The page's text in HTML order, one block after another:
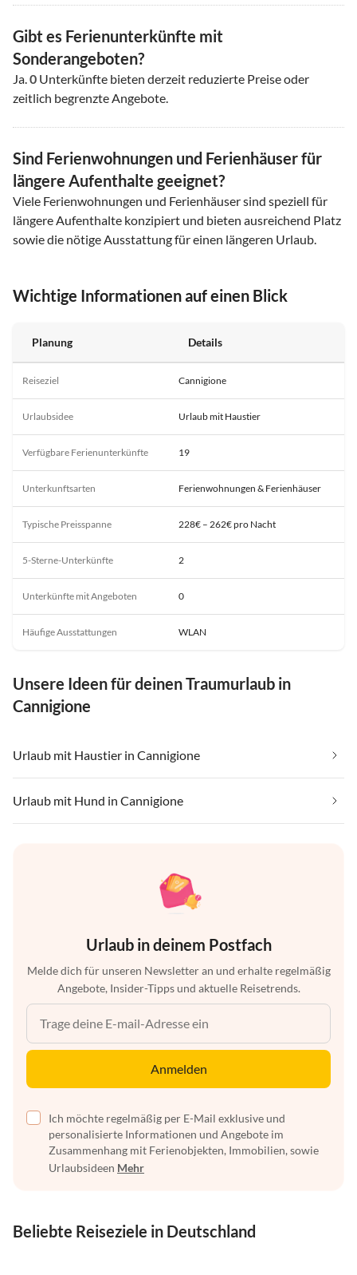
Gibt es Ferienunterkünfte mit
Sonderangeboten?
Ja. 0 Unterkünfte bieten derzeit reduzierte Preise oder
zeitlich begrenzte Angebote.
Sind Ferienwohnungen und Ferienhäuser für
längere Aufenthalte geeignet?
Viele Ferienwohnungen und Ferienhäuser sind speziell für
längere Aufenthalte konzipiert und bieten ausreichend Platz
sowie die nötige Ausstattung für einen längeren Urlaub.
Wichtige Informationen auf einen Blick
Planung Details
Reiseziel Cannigione
Urlaubsidee Urlaub mit Haustier
Verfügbare Ferienunterkünfte 19
Unterkunftsarten Ferienwohnungen & Ferienhäuser
Typische Preisspanne 228€ – 262€ pro Nacht
5-Sterne-Unterkünfte 2
Unterkünfte mit Angeboten 0
Häufige Ausstattungen WLAN
Unsere Ideen für deinen Traumurlaub in
Cannigione
Urlaub mit Haustier in Cannigione
Urlaub mit Hund in Cannigione
Urlaub in deinem Postfach
Melde dich für unseren Newsletter an und erhalte regelmäßig
Angebote, Insider-Tipps und aktuelle Reisetrends.
Anmelden
Ich möchte regelmäßig per E-Mail exklusive und
personalisierte Informationen und Angebote im
Zusammenhang mit Ferienobjekten, Immobilien, sowie
Urlaubsideen Mehr
Beliebte Reiseziele in Deutschland